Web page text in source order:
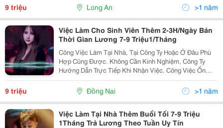
9 triệu Long An >1 năm
Việc Làm Cho Sinh Viên Thêm 2-3H/Ngày Bán
Thời Gian Lương 7-9 Triệu1/Tháng
Công Việc Làm Tại Nhà, Tại Công Ty Hoặc Ở Đâu Phù
Hợp Cũng Được. Không Cần Kinh Nghiệm, Công Ty
Hướng Dẫn Trực Tiếp Khi Nhận Việc. Công Việc Ổn
Định Và Có Thể Làm Bao Lâu Cũng Được. Việc Làm
Thêm Lương 7-9 Triệu / Tháng Vị Trí 1 &Ndash;...
9 triệu Đồng Nai >1 năm
Việc Làm Tại Nhà Thêm Buổi Tối 7-9 Triệu
1Tháng Trả Lương Theo Tuần Uy Tín